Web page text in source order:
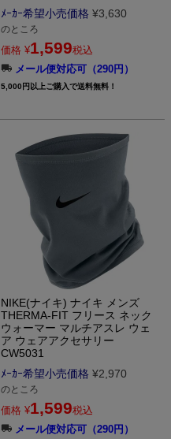
ﾒｰｶｰ希望小売価格 ¥3,630
のところ
価格 ¥1,599税込
メール便対応可（290円）
5,000円以上ご購入で送料無料！
NIKE(ナイキ) ナイキ メンズ
THERMA-FIT フリース ネック
ウォーマー マルチアスレ ウェ
ア ウェアアクセサリー
CW5031
ﾒｰｶｰ希望小売価格 ¥2,970
のところ
価格 ¥1,599税込
メール便対応可（290円）